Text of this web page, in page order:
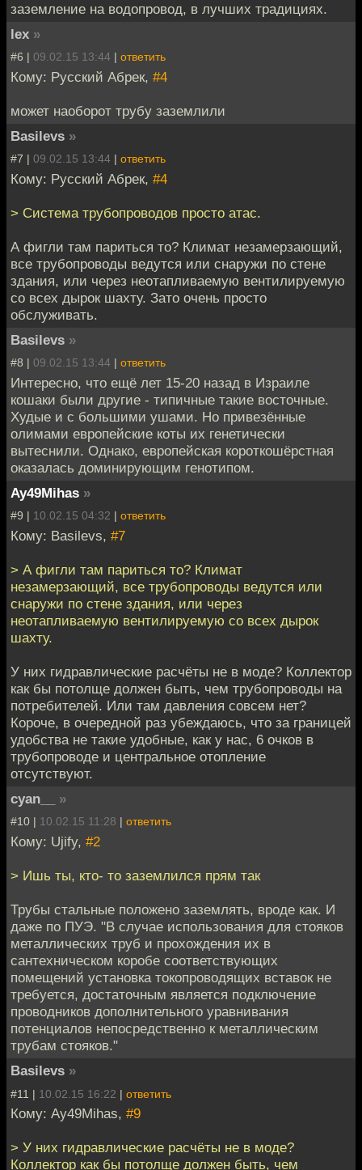
заземление на водопровод, в лучших традициях.
lex »
#6 | 09.02.15 13:44 | ответить
Кому: Русский Абрек, #4
может наоборот трубу заземлили
Basilevs »
#7 | 09.02.15 13:44 | ответить
Кому: Русский Абрек, #4
> Система трубопроводов просто атас.
А фигли там париться то? Климат незамерзающий,
все трубопроводы ведутся или снаружи по стене
здания, или через неотапливаемую вентилируемую
со всех дырок шахту. Зато очень просто
обслуживать.
Basilevs »
#8 | 09.02.15 13:44 | ответить
Интересно, что ещё лет 15-20 назад в Израиле
кошаки были другие - типичные такие восточные.
Худые и с большими ушами. Но привезённые
олимами европейские коты их генетически
вытеснили. Однако, европейская короткошёрстная
оказалась доминирующим генотипом.
Ay49Mihas »
#9 | 10.02.15 04:32 | ответить
Кому: Basilevs, #7
> А фигли там париться то? Климат
незамерзающий, все трубопроводы ведутся или
снаружи по стене здания, или через
неотапливаемую вентилируемую со всех дырок
шахту.
У них гидравлические расчёты не в моде? Коллектор
как бы потолще должен быть, чем трубопроводы на
потребителей. Или там давления совсем нет?
Короче, в очередной раз убеждаюсь, что за границей
удобства не такие удобные, как у нас, 6 очков в
трубопроводе и центральное отопление
отсутствуют.
cyan__
»
#10 | 10.02.15 11:28 | ответить
Кому: Ujify, #2
> Ишь ты, кто- то заземлился прям так
Трубы стальные положено заземлять, вроде как. И
даже по ПУЭ. "В случае использования для стояков
металлических труб и прохождения их в
сантехническом коробе соответствующих
помещений установка токопроводящих вставок не
требуется, достаточным является подключение
проводников дополнительного уравнивания
потенциалов непосредственно к металлическим
трубам стояков."
Basilevs »
#11 | 10.02.15 16:22 | ответить
Кому: Ay49Mihas, #9
> У них гидравлические расчёты не в моде?
Коллектор как бы потолще должен быть, чем